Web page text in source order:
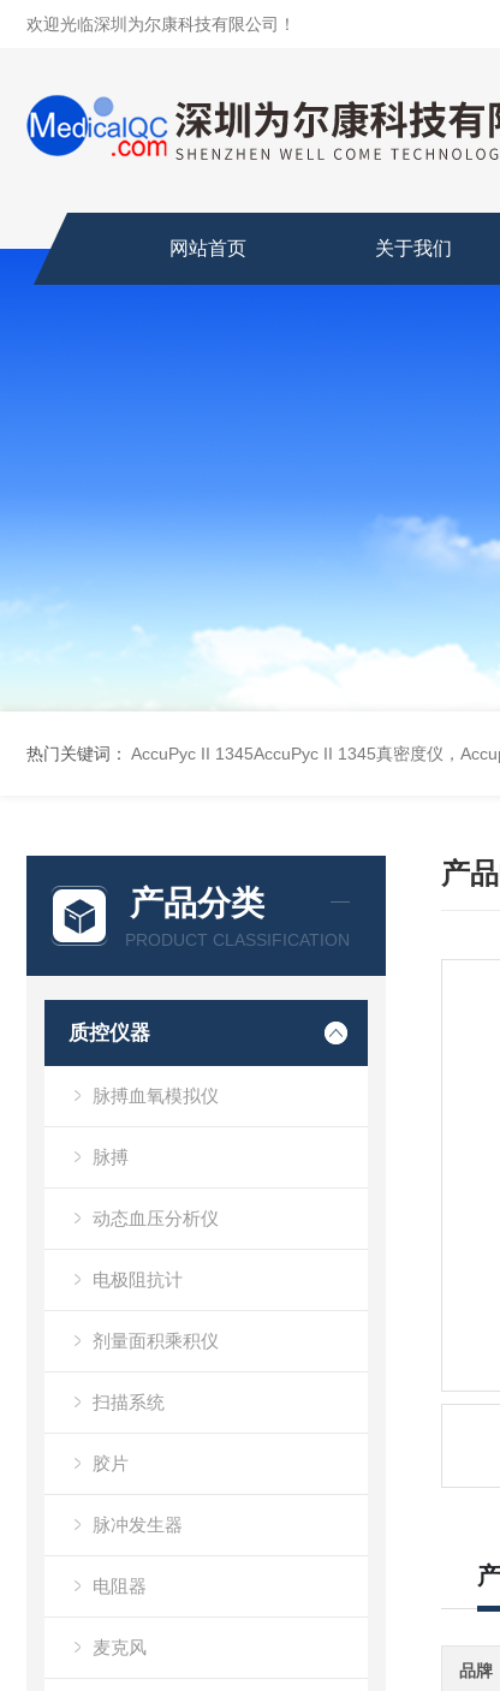
欢迎光临深圳为尔康科技有限公司！
网站首页 关于我们
热门关键词： AccuPyc II 1345AccuPyc II 1345真密度仪，
产品分类
PRODUCT CLASSIFICATION
质控仪器
脉搏血氧模拟仪
脉搏
动态血压分析仪
电极阻抗计
剂量面积乘积仪
扫描系统
胶片
脉冲发生器
电阻器
麦克风
产
品牌